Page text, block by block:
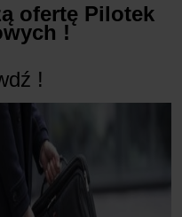
ofertę Pilotek
!
!